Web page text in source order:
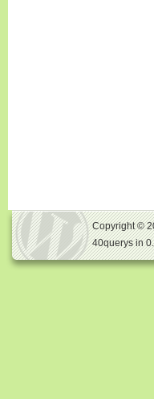
Copyright ©
40querys in